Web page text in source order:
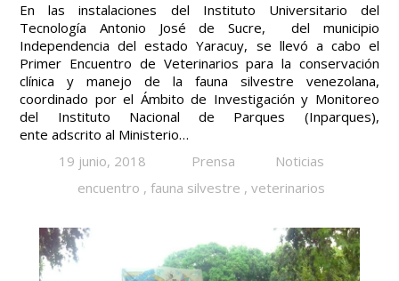
En las instalaciones del Instituto Universitario del
Tecnología Antonio José de Sucre, del municipio
Independencia del estado Yaracuy, se llevó a cabo el
Primer Encuentro de Veterinarios para la conservación
clínica y manejo de la fauna silvestre venezolana,
coordinado por el Ámbito de Investigación y Monitoreo
del Instituto Nacional de Parques (Inparques),
ente adscrito al Ministerio…
19 junio, 2018
Prensa
Noticias
encuentro , fauna silvestre , veterinarios